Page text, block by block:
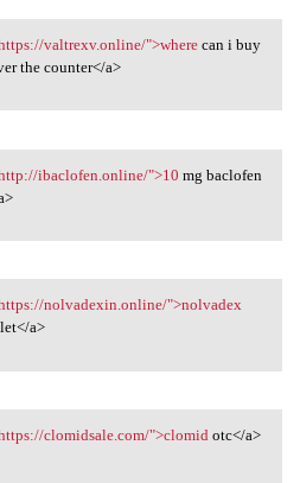
valtrexv
valtrexv.online/">wherecan i buy
the counter</a>
ibaclofen
ibaclofen.online/">10 mg baclofen
nolvadexin
nolvadexin.online/">nolvadex
a>
clomidsale
clomidsale.com/">clomidotc</a>